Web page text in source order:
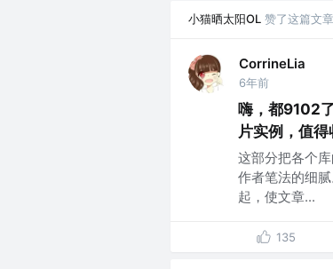
小猫晒太阳OL 赞了这篇文章
CorrineLia
6年前
嗨，都9102
片实例，值得
这部分把各个
作者笔法的细
起，使文章...
135